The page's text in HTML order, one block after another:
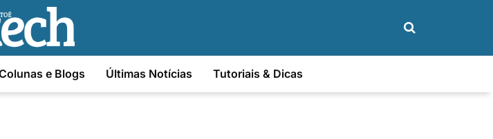
e Blogs Últimas Notícias Tutoriais & Dicas